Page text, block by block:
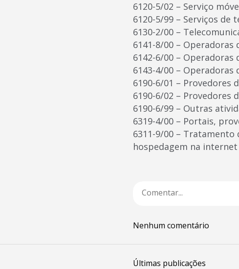
6120-5/02 – Serviço
6120-5/99 – Serviços
6130-2/00 –
6141-8/00 –
6142-6/00 –
6143-4/00 –
6190-6/01 – Provedores
6190-6/02 – Provedores
6190-6/99 – Outras
6319-4/00 – Portais,
6311-9/00 – Tratamento
hospedagem na internet
Nenhum comentário
Últimas publicações